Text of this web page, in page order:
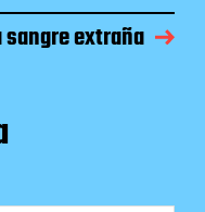
sangre extraña